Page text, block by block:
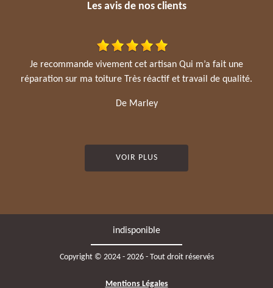
Les avis de nos clients
Je recommande vivement cet artisan Qui m’a fait une
réparation sur ma toiture Très réactif et travail de qualité.
De Marley
VOIR PLUS
indisponible
Copyright © 2024 - 2026 - Tout droit réservés
Mentions Légales